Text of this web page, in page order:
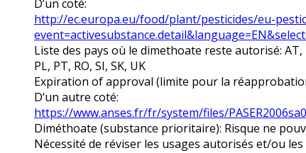
D’un coté:
http://ec.europa.eu/food/plant/pesticides/eu-
Liste des pays où le dimethoate reste autorisé: AT,
PL, PT, RO, SI, SK, UK
Expiration of approval (limite pour la
D’un autre coté:
https://www.anses.fr/fr/system/files/
Diméthoate (substance prioritaire): Risque ne
Nécessité de réviser les usages autorisés et/ou